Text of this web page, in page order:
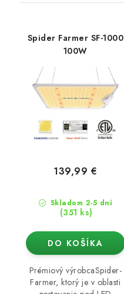
Spider Farmer SF-1000
100W
Skladom 2-5 dní
(351 ks)
139,99 €
DO KOŠÍKA
Prémiový výrobcaSpider-
Farmer, ktorý je v oblasti